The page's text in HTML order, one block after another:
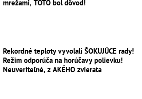
mrežami, TOTO bol dôvod!
Rekordné teploty vyvolali ŠOKUJÚCE rady!
Režim odporúča na horúčavy polievku!
Neuveriteľné, z AKÉHO zvierata